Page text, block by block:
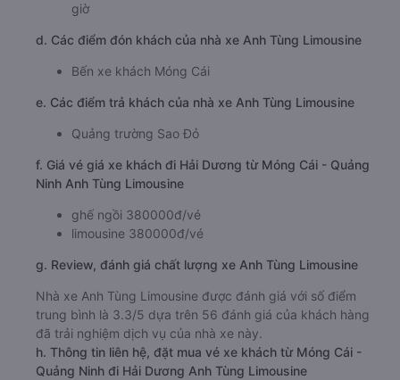
giờ
d. Các điểm đón khách của nhà xe Anh Tùng Limousine
Bến xe khách Móng Cái
e. Các điểm trả khách của nhà xe Anh Tùng Limousine
Quảng trường Sao Đỏ
f. Giá vé giá xe khách đi Hải Dương từ Móng Cái - Quảng
Ninh Anh Tùng Limousine
ghế ngồi 380000đ/vé
limousine 380000đ/vé
g. Review, đánh giá chất lượng xe Anh Tùng Limousine
Nhà xe Anh Tùng Limousine được đánh giá với số điểm
trung bình là 3.3/5 dựa trên 56 đánh giá của khách hàng
đã trải nghiệm dịch vụ của nhà xe này.
h. Thông tin liên hệ, đặt mua vé xe khách từ Móng Cái -
Quảng Ninh đi Hải Dương Anh Tùng Limousine